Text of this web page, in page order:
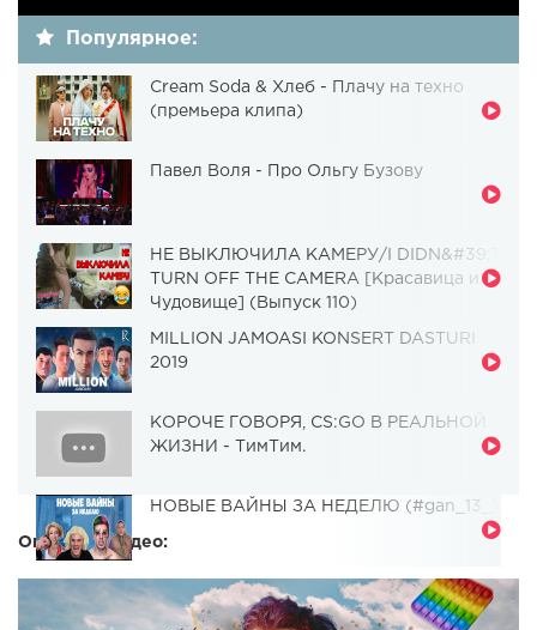
Популярное:
Cream Soda & Хлеб - Плачу на техно
(премьера клипа)
Павел Воля - Про Ольгу Бузову
НЕ ВЫКЛЮЧИЛА КАМЕРУ/I DIDN&#39;T
TURN OFF THE CAMERA [Красавица и
Чудовище] (Выпуск 110)
MILLION JAMOASI KONSERT DASTURI
2019
КОРОЧЕ ГОВОРЯ, CS:GO В РЕАЛЬНОЙ
ЖИЗНИ - ТимТим.
НОВЫЕ ВАЙНЫ ЗА НЕДЕЛЮ (#gan_13_)
Описание видео: